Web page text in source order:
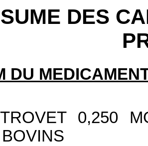
DES
DU
0,250